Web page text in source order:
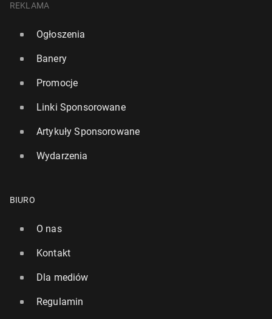
REKLAMA
Ogłoszenia
Banery
Promocje
Linki Sponsorowane
Artykuły Sponsorowane
Wydarzenia
BIURO
O nas
Kontakt
Dla mediów
Regulamin